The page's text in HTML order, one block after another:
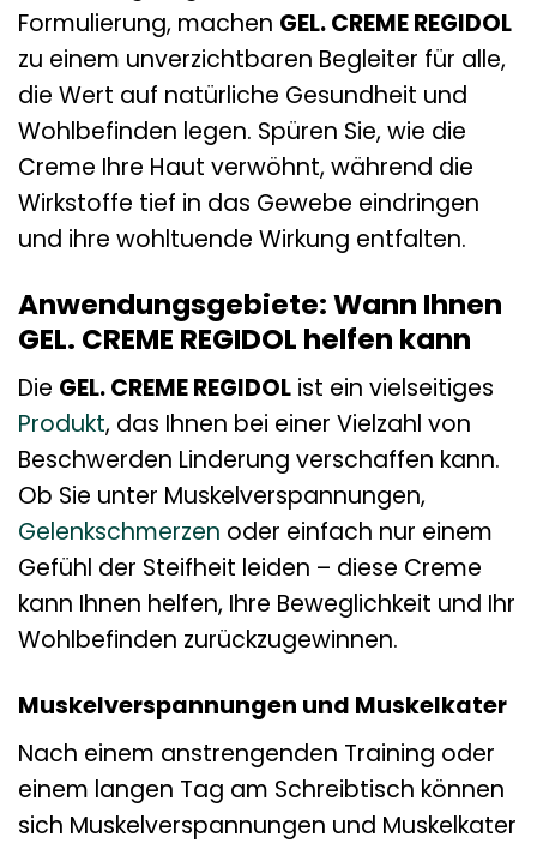
Formulierung, machen GEL. CREME REGIDOL
zu einem unverzichtbaren Begleiter für alle,
die Wert auf natürliche Gesundheit und
Wohlbefinden legen. Spüren Sie, wie die
Creme Ihre Haut verwöhnt, während die
Wirkstoffe tief in das Gewebe eindringen
und ihre wohltuende Wirkung entfalten.
Anwendungsgebiete: Wann Ihnen
GEL. CREME REGIDOL helfen kann
Die GEL. CREME REGIDOL ist ein vielseitiges
Produkt, das Ihnen bei einer Vielzahl von
Beschwerden Linderung verschaffen kann.
Ob Sie unter Muskelverspannungen,
Gelenkschmerzen oder einfach nur einem
Gefühl der Steifheit leiden – diese Creme
kann Ihnen helfen, Ihre Beweglichkeit und Ihr
Wohlbefinden zurückzugewinnen.
Muskelverspannungen und Muskelkater
Nach einem anstrengenden Training oder
einem langen Tag am Schreibtisch können
sich Muskelverspannungen und Muskelkater